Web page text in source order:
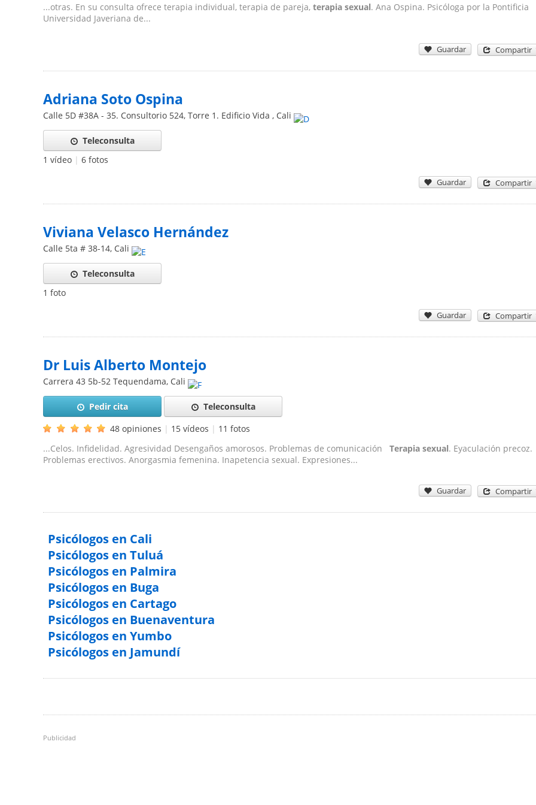
...otras. En su consulta ofrece terapia individual, terapia de pareja, terapia sexual. Ana Ospina. Psicóloga por la Pontificia
Universidad Javeriana de...
Guardar Compartir
Adriana Soto Ospina
Calle 5D #38A - 35. Consultorio 524, Torre 1. Edificio Vida , Cali
Teleconsulta
1 vídeo | 6 fotos
Guardar Compartir
Viviana Velasco Hernández
Calle 5ta # 38-14, Cali
Teleconsulta
1 foto
Guardar Compartir
Dr Luis Alberto Montejo
Carrera 43 5b-52 Tequendama, Cali
Pedir cita
Teleconsulta
48 opiniones | 15 vídeos | 11 fotos
...Celos. Infidelidad. Agresividad Desengaños amorosos. Problemas de comunicación Terapia sexual. Eyaculación precoz.
Problemas erectivos. Anorgasmia femenina. Inapetencia sexual. Expresiones...
Guardar Compartir
Psicólogos en Cali
Psicólogos en Tuluá
Psicólogos en Palmira
Psicólogos en Buga
Psicólogos en Cartago
Psicólogos en Buenaventura
Psicólogos en Yumbo
Psicólogos en Jamundí
Publicidad